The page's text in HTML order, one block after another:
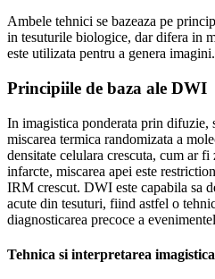
Ambele tehnici se bazeaza pe
in tesuturile biologice, dar difera in
este utilizata pentru a genera imagini.
Principiile de baza ale DWI
In imagistica ponderata prin difuzie,
miscarea termica randomizata a
densitate celulara crescuta, cum ar
infarcte, miscarea apei este
IRM crescut. DWI este capabila sa
acute din tesuturi, fiind astfel o
diagnosticarea precoce a
Tehnica si interpretarea imagistica